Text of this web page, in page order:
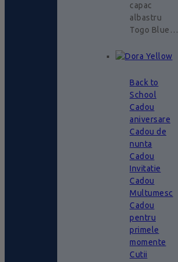
capac
albastru
Togo Blue…
Back to
School
Cadou
aniversare
Cadou de
nunta
Cadou
Invitatie
Cadou
Multumesc
Cadou
pentru
primele
momente
Cutii